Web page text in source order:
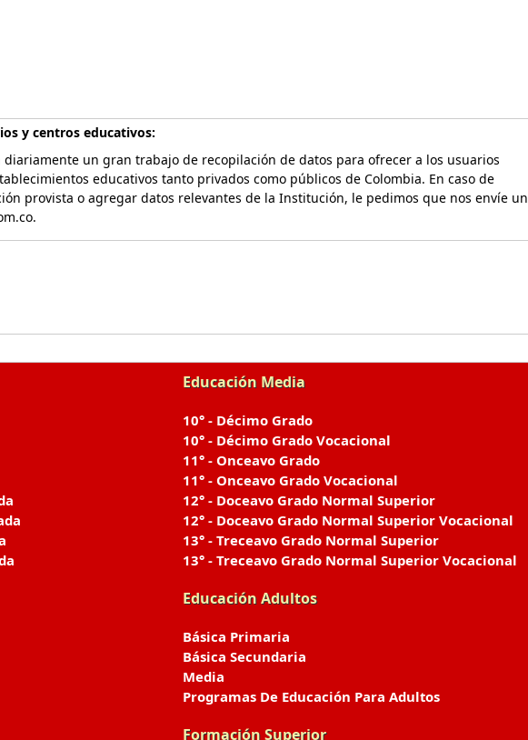
y centros educativos:
diariamente un gran trabajo de recopilación de datos para ofrecer a los usuarios
educativos tanto privados como públicos de Colombia. En caso de
provista o agregar datos relevantes de la Institución, le pedimos que nos envíe un
Educación Media
10° - Décimo Grado
10° - Décimo Grado Vocacional
11° - Onceavo Grado
11° - Onceavo Grado Vocacional
12° - Doceavo Grado Normal Superior
12° - Doceavo Grado Normal Superior Vocacional
13° - Treceavo Grado Normal Superior
13° - Treceavo Grado Normal Superior Vocacional
Educación Adultos
Básica Primaria
Básica Secundaria
Media
Programas De Educación Para Adultos
Formación Superior